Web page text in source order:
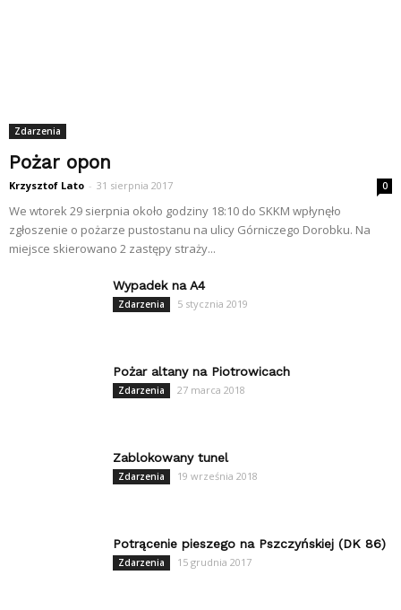
Zdarzenia
Pożar opon
Krzysztof Lato - 31 sierpnia 2017 0
We wtorek 29 sierpnia około godziny 18:10 do SKKM wpłynęło
zgłoszenie o pożarze pustostanu na ulicy Górniczego Dorobku. Na
miejsce skierowano 2 zastępy straży...
Wypadek na A4
Zdarzenia 5 stycznia 2019
Pożar altany na Piotrowicach
Zdarzenia 27 marca 2018
Zablokowany tunel
Zdarzenia 19 września 2018
Potrącenie pieszego na Pszczyńskiej (DK 86)
Zdarzenia 15 grudnia 2017